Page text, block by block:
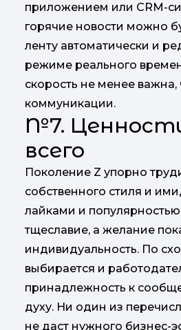
приложением или CRM-
горячие новости можно
ленту автоматически и
режиме реального
скорость не менее важна,
коммуникации.
№7.
всего
Поколение Z упорно
собственного стиля и
лайками и
тщеславие, а желание
индивидуальность. По
выбирается и
принадлежность к
духу. Ни один из
не даст нужного бизнес-